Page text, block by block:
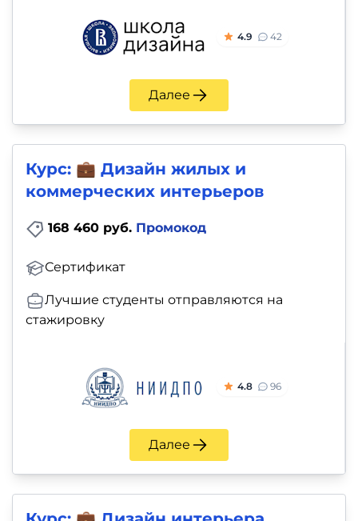
4.9 42
Далее
Курс: 💼 Дизайн жилых и
коммерческих интерьеров
168 460 руб. Промокод
Сертификат
Лучшие студенты отправляются на
стажировку
4.8 96
Далее